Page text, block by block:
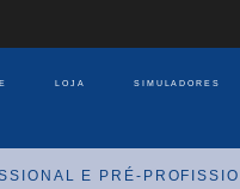
LOJA SIMULADORES
E PRÉ-